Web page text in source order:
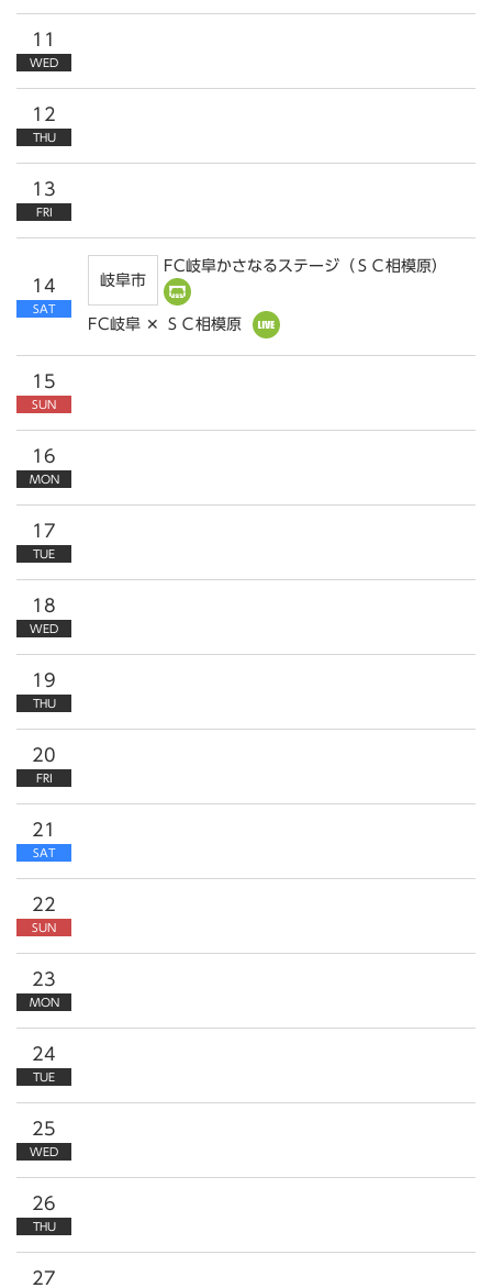
11
WED
12
THU
13
FRI
14
SAT
岐阜市
FC岐阜かさなるステージ（ＳＣ相模原）
FC岐阜 ✕ ＳＣ相模原
15
SUN
16
MON
17
TUE
18
WED
19
THU
20
FRI
21
SAT
22
SUN
23
MON
24
TUE
25
WED
26
THU
27